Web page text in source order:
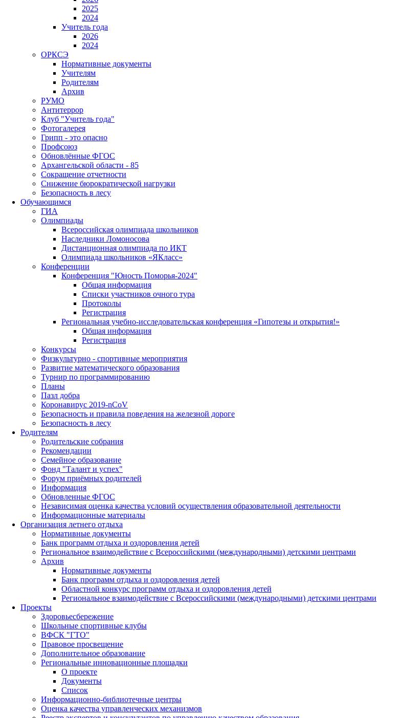
2025
2024
Учитель года
2026
2024
ОРКСЭ
Нормативные документы
Учителям
Родителям
Архив
РУМО
Антитеррор
Клуб "Учитель года"
Фотогалерея
Грипп - это опасно
Профсоюз
Обновлённые ФГОС
Архангельской области - 85
Сокращение отчетности
Снижение бюрократической нагрузки
Безопасность в лесу
Обучающимся
ГИА
Олимпиады
Всероссийская олимпиада школьников
Наследники Ломоносова
Дистанционная олимпиада по ИКТ
Олимпиада школьников «ЯКласс»
Конференции
Конференция "Юность Поморья-2024"
Общая информация
Списки участников очного тура
Протоколы
Регистрация
Региональная учебно-исследовательская конференция «Гипотезы и открытия!»
Общая информация
Регистрация
Конкурсы
Физкультурно - спортивные мероприятия
Развитие математического образования
Турнир по программированию
Планы
Пазл добра
Коронавирус 2019-nCoV
Безопасность и правила поведения на железной дороге
Безопасность в лесу
Родителям
Родительские собрания
Рекомендации
Семейное образование
Фонд "Талант и успех"
Форум приёмных родителей
Информация
Обновленные ФГОС
Независимая оценка качества условий осуществления образовательной деятельности
Информационные материалы
Организация летнего отдыха
Нормативные документы
Банк программ отдыха и оздоровления детей
Региональное взаимодействие с Всероссийскими (международными) детскими центрами
Архив
Нормативные документы
Банк программ отдыха и оздоровления детей
Областной конкурс программ отдыха и оздоровления детей
Региональное взаимодействие с Всероссийскими (международными) детскими центрами
Проекты
Здоровьесбережение
Школьные спортивные клубы
ВФСК "ГТО"
Правовое просвещение
Дополнительное образование
Региональные инновационные площадки
О проекте
Документы
Список
Информационно-библиотечные центры
Оценка качества управленческих механизмов